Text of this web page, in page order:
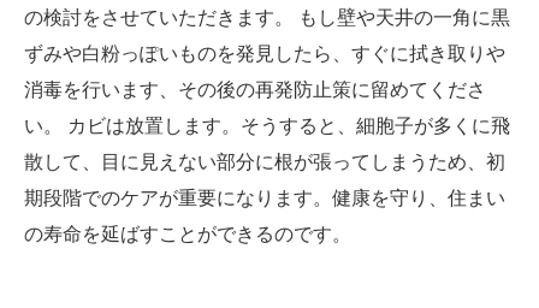
の検討をさせていただきます。 もし壁や天井の一角に黒
ずみや白粉っぽいものを発見したら、すぐに拭き取りや
消毒を行います、その後の再発防止策に留めてくださ
い。 カビは放置します。そうすると、細胞子が多くに飛
散して、目に見えない部分に根が張ってしまうため、初
期段階でのケアが重要になります。健康を守り、住まい
の寿命を延ばすことができるのです。